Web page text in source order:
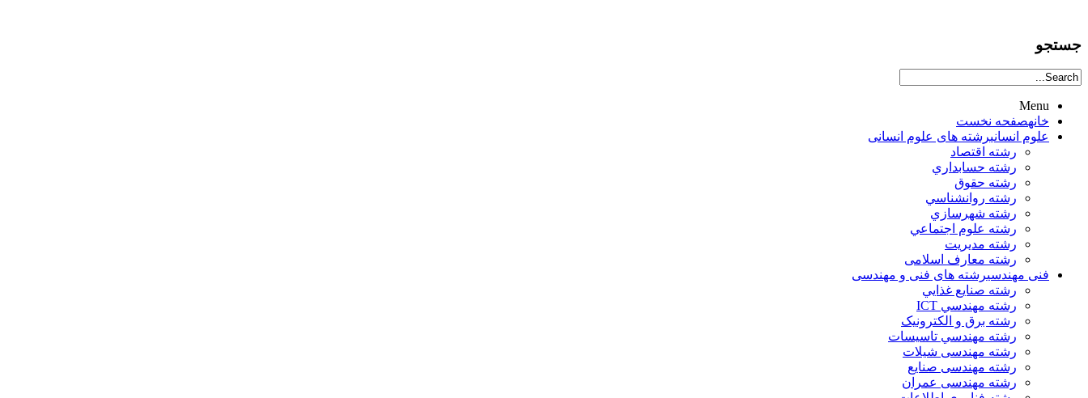
جستجو
Menu
خانهصفحه نخست
علوم انسانيرشته های علوم انسانی
رشته اقتصاد
رشته حسابداري
رشته حقوق
رشته روانشناسي
رشته شهرسازي
رشته علوم اجتماعي
رشته مديريت
رشته معارف اسلامی
فنی مهندسیرشته های فنی و مهندسی
رشته صنايع غذايي
رشته مهندسي ICT
رشته برق و الکترونيک
رشته مهندسي تاسيسات
رشته مهندسی شیلات
رشته مهندسی صنایع
رشته مهندسی عمران